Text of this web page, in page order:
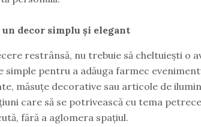
un decor simplu și elegant
restrânsă, nu trebuie să cheltuiești o
simple pentru a adăuga farmec
măsuțe decorative sau articole de
care să se potrivească cu tema
fără a aglomera spațiul.